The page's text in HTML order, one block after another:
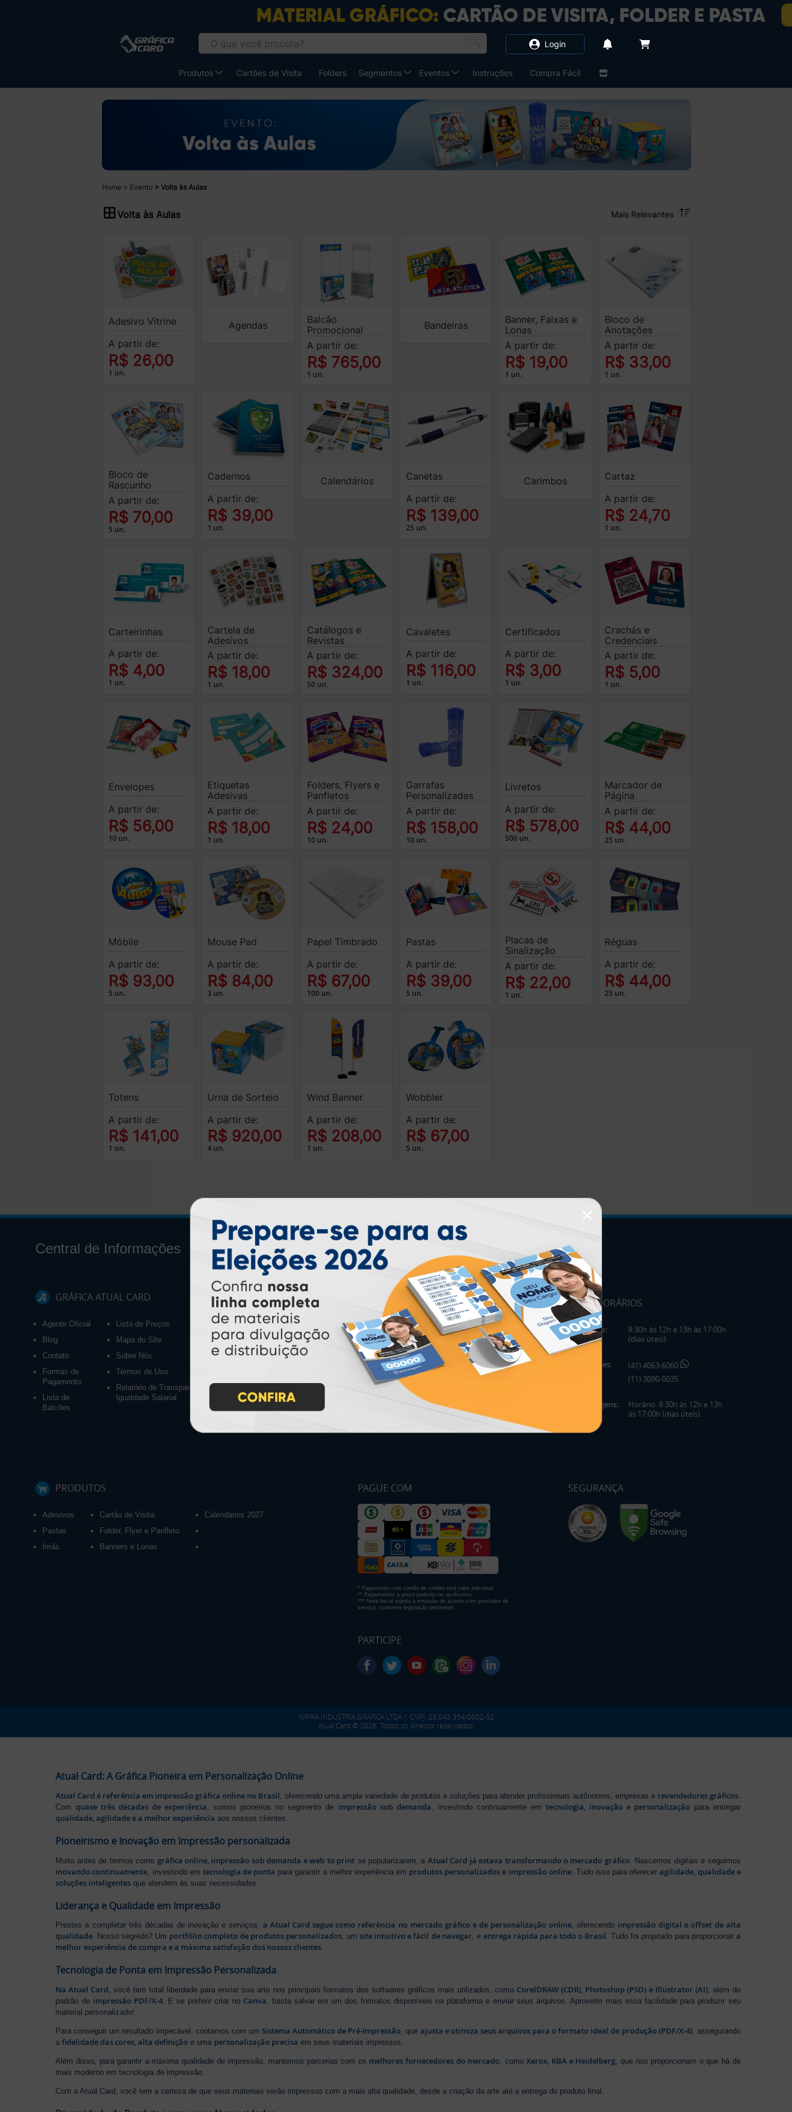
Produtos Cartões de Visita Folders Segmentos Eventos Instruções Compra Fácil
Login
Home Evento Volta às Aulas
Volta às Aulas
Adesivo Vitrine
A partir de:
R$ 26,00
1 un.
Agendas
Balcão
Promocional
A partir de:
R$ 765,00
1 un.
Bandeiras
Banner, Faixas e
Lonas
A partir de:
R$ 19,00
1 un.
Bloco de
Anotações
A partir de:
R$ 33,00
1 un.
Bloco de
Rascunho
A partir de:
R$ 70,00
5 un.
Cadernos
A partir de:
R$ 39,00
1 un.
Calendários
Canetas
A partir de:
R$ 139,00
25 un.
Carimbos
Cartaz
A partir de:
R$ 24,70
1 un.
Carteirinhas
A partir de:
R$ 4,00
1 un.
Cartela de
Adesivos
A partir de:
R$ 18,00
1 un.
Catálogos e
Revistas
A partir de:
R$ 324,00
50 un.
Cavaletes
A partir de:
R$ 116,00
1 un.
Certificados
A partir de:
R$ 3,00
1 un.
Crachás e
Credenciais
A partir de:
R$ 5,00
1 un.
Envelopes
A partir de:
R$ 56,00
10 un.
Etiquetas
Adesivas
A partir de:
R$ 18,00
1 un.
Folders, Flyers e
Panfletos
A partir de:
R$ 24,00
10 un.
Garrafas
Personalizadas
A partir de:
R$ 158,00
10 un.
Livretos
A partir de:
R$ 578,00
500 un.
Marcador de
Página
A partir de:
R$ 44,00
25 un.
Móbile
A partir de:
R$ 93,00
5 un.
Mouse Pad
A partir de:
R$ 84,00
3 un.
Papel Timbrado
A partir de:
R$ 67,00
100 un.
Pastas
A partir de:
R$ 39,00
5 un.
Placas de
Sinalização
A partir de:
R$ 22,00
1 un.
Réguas
A partir de:
R$ 44,00
25 un.
Totens
A partir de:
R$ 141,00
1 un.
Urna de Sorteio
A partir de:
R$ 920,00
4 un.
Wind Banner
A partir de:
R$ 208,00
1 un.
Wobbler
A partir de:
R$ 67,00
5 un.
Central de Informações
GRÁFICA ATUAL CARD
Agente Oficial
Blog
Contato
Formas de
Pagamento
Lista de
Balcões
Lista de Preços
Mapa do Site
Sobre Nós
Termos de Uso
Relatório de Transparência e
Igualdade Salarial
INSTRUÇÕES
Como Comprar
Como exportar em
Entrega 12 Horas
Garantia
Montagem e Fechamento de
Arquivo
Perguntas Frequentes
HORÁRIOS
Horário:
8:30h às 12h e 13h às 17:00h
(dias úteis).
Telefones:
(41) 4063-6060
(11) 3090-0035
Mensagens:
Horário: 8:30h às 12h e 13h
às 17:00h (dias úteis).
PRODUTOS
Adesivos
Pastas
Ímãs
Cartão de Visita
Folder, Flyer e Panfleto
Banners e Lonas
Calendários 2027
PAGUE COM
* Pagamento com cartão de crédito terá valor adicional.
** Pagamentos a prazo poderão ter acréscimo.
*** Nota fiscal sujeita a emissão de acordo com prestador de
serviço, conforme legislação pertinente.
PARTICIPE
SEGURANÇA
IMPRA INDUSTRIA GRAFICA LTDA | CNPJ: 28.045.354/0002-52
Atual Card © 2026. Todos os direitos reservados.
Atual Card: A Gráfica Pioneira em Personalização Online
Atual Card é referência em impressão gráfica online no Brasil, oferecendo uma ampla variedade de produtos e soluções para atender profissionais autônomos, empresas e revendedores gráficos.
Comquase três décadas de experiência, somos pioneiros no segmento de impressão sob demanda, investindo continuamente em tecnologia, inovação e personalização para entregar
qualidade, agilidade e a melhor experiência aos nossos clientes.
Pioneirismo e Inovação em Impressão personalizada
Muito antes de termos como gráfica online, impressão sob demanda e web to print se popularizarem, a Atual Card já estava transformando o mercado gráfico . Nascemos digitais e seguimos
inovando continuamente , investindo em tecnologia de ponta para garantir a melhor experiência em produtos personalizados e impressão online. Tudo isso para ofereceragilidade, qualidade e
soluções inteligentes que atendem às suas necessidades.
Liderança e Qualidade em Impressão
Prestes a completar três décadas de inovação e serviços,a Atual Card segue como referência no mercado gráfico e de personalização online, oferecendo impressão digital e offset de alta
qualidade. Nosso segredo? Um portfólio completo de produtos personalizados, um site intuitivo e fácil de navegar, e entrega rápida para todo o Brasil. Tudo foi projetado para proporcionar a
melhor experiência de compra e a máxima satisfação dos nossos clientes.
Tecnologia de Ponta em Impressão Personalizada
Na Atual Card, você tem total liberdade para enviar sua arte nos principais formatos dos softwares gráficos mais utilizados, como CorelDRAW (CDR), Photoshop (PSD) e Illustrator (AI), além do
padrão de impressão PDF/X-4. E se preferir criar no Canva, basta salvar em um dos formatos disponíveis na plataforma e enviar seus arquivos. Aproveite mais essa facilidade para produzir seu
material personalizado!
Para conseguir um resultado impecável, contamos com um Sistema Automático de Pré-Impressão, queajusta e otimiza seus arquivos para o formato ideal de produção (PDF/X-4), assegurando
afidelidade das cores, alta definição e uma personalização precisa em seus materiais impressos.
Além disso, para garantir a máxima qualidade de impressão, mantemos parcerias com os melhores fornecedores do mercado , comoXerox, KBA e Heidelberg , que nos proporcionam o que há de
mais moderno em tecnologia de impressão.
Com a Atual Card, você tem a certeza de que seus materiais serão impressos com a mais alta qualidade, desde a criação da arte até a entrega do produto final.